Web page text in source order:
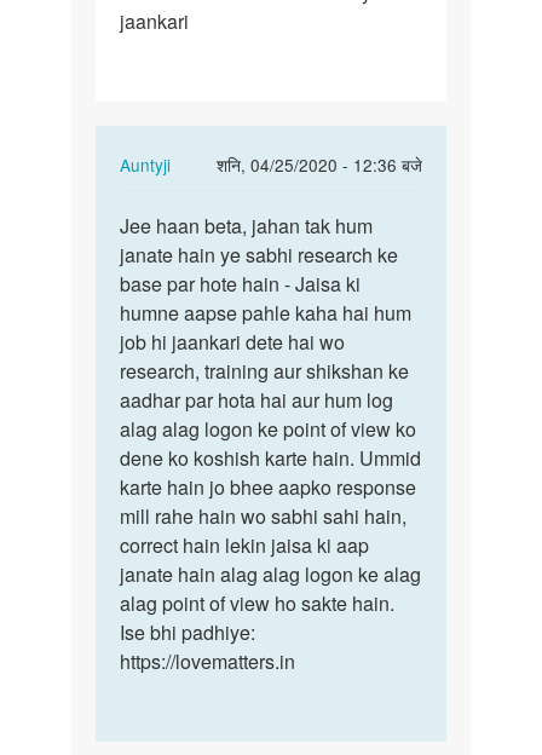
aap
jaankari
Auntyji
शनि, 04/25/2020 - 12:36 बजे
In
to
Aunti
ji
aap
Jo
jaankari…
by
Mandeep
Jee
haan
beta,
jahan
tak
hum…
Jee haan beta, jahan tak hum
janate hain ye sabhi research ke
base par hote hain - Jaisa ki
humne aapse pahle kaha hai hum
job hi jaankari dete hai wo
research, training aur shikshan ke
aadhar par hota hai aur hum log
alag alag logon ke point of view ko
dene ko koshish karte hain. Ummid
karte hain jo bhee aapko response
mill rahe hain wo sabhi sahi hain,
correct hain lekin jaisa ki aap
janate hain alag alag logon ke alag
alag point of view ho sakte hain.
Ise bhi padhiye:
https://lovematters.in